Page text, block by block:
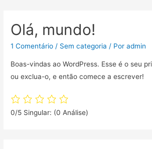
Olá, mundo!
1 Comentário / Sem categoria / Poradmin
Boas-vindas ao WordPress. Esse é o seu
ou exclua-o, e então comece a escrever!
0/5 Singular: (0 Análise)